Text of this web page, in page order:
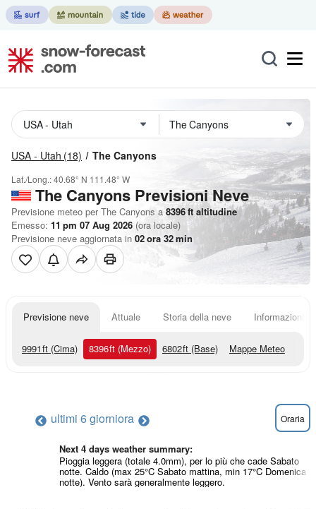
USA - Utah (18) The Canyons
Lat./Long.:40.68° N 111.48° W
The Canyons Previsioni Neve
Previsione meteo per The Canyons a 8396ft altitudine
Emesso: 11 pm 07 Aug 2026 (ora locale)
Previsione neve aggiornata in 02ora 32min
Previsione neve Attuale Storia della neve Informazioni
9991ft (Cima) 8396ft (Mezzo) 6802ft (Base) Mappe Meteo
ultimi 6 giorniora Oraria
Next 4 days weather summary:
Pioggia leggera (totale 4.0mm), per lo più che cade Sabato
notte. Caldo (max 25°C Sabato mattina, min 17°C Domenica
notte). Vento sarà generalmente leggero.